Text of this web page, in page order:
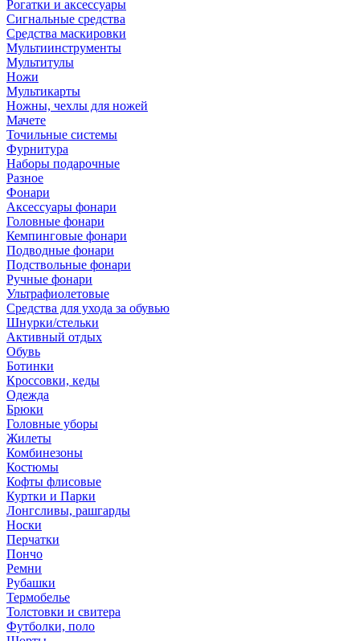
Рогатки и аксессуары
Сигнальные средства
Средства маскировки
Мультиинструменты
Мультитулы
Ножи
Мультикарты
Ножны, чехлы для ножей
Мачете
Точильные системы
Фурнитура
Наборы подарочные
Разное
Фонари
Аксессуары фонари
Головные фонари
Кемпинговые фонари
Подводные фонари
Подствольные фонари
Ручные фонари
Ультрафиолетовые
Средства для ухода за обувью
Шнурки/стельки
Активный отдых
Обувь
Ботинки
Кроссовки, кеды
Одежда
Брюки
Головные уборы
Жилеты
Комбинезоны
Костюмы
Кофты флисовые
Куртки и Парки
Лонгсливы, рашгарды
Носки
Перчатки
Пончо
Ремни
Рубашки
Термобелье
Толстовки и свитера
Футболки, поло